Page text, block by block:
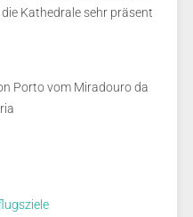
Kathedrale sehr präsent